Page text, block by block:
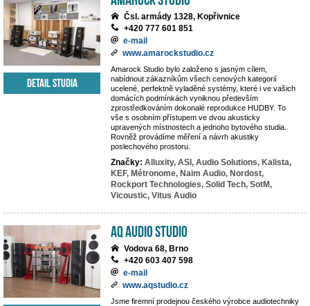
Čsl. armády 1328, Kopřivnice
+420 777 601 851
e-mail
www.amarockstudio.cz
Amarock Studio bylo založeno s jasným cílem,
nabídnout zákazníkům všech cenových kategorií
ucelené, perfektně vyladěné systémy, které i ve vašich
domácích podmínkách vyniknou především
zprostředkováním dokonalé reprodukce HUDBY. To
vše s osobním přístupem ve dvou akusticky
upravených místnostech a jednoho bytového studia.
Rovněž provádíme měření a návrh akustiky
poslechového prostoru.
Značky: Alluxity, ASI, Audio Solutions, Kalista,
KEF, Métronome, Naim Audio, Nordost,
Rockport Technologies, Solid Tech, SotM,
Vicoustic, Vitus Audio
Detail studia
AQ audio studio
Vodova 68, Brno
+420 603 407 598
e-mail
www.aqstudio.cz
Jsme firemní prodejnou českého výrobce audiotechniky